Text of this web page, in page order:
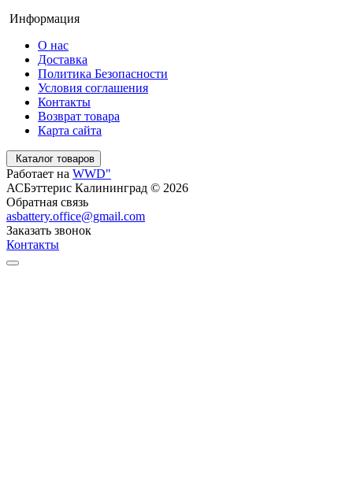
Информация
О нас
Доставка
Политика Безопасности
Условия соглашения
Контакты
Возврат товара
Карта сайта
Каталог товаров
Работает на WWD"
АСБэттерис Калининград © 2026
Обратная связь
asbattery.office@gmail.com
Заказать звонок
Контакты